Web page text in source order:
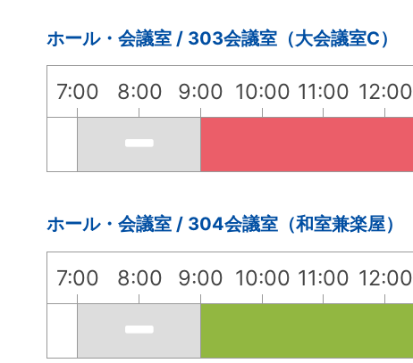
ホール・会議室 / 303会議室（大会議室C）
7:00 8:00 9:00 10:00 11:00 12:00
ホール・会議室 / 304会議室（和室兼楽屋）
7:00 8:00 9:00 10:00 11:00 12:00